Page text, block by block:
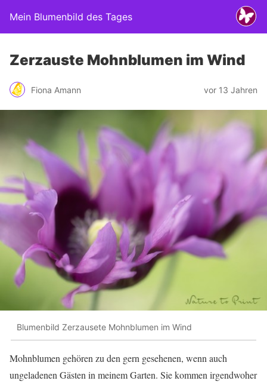
Mein Blumenbild des Tages
Zerzauste Mohnblumen im Wind
Fiona Amann vor 13 Jahren
Blumenbild Zerzausete Mohnblumen im Wind
Mohnblumen gehören zu den gern gesehenen, wenn auch
ungeladenen Gästen in meinem Garten. Sie kommen irgendwoher